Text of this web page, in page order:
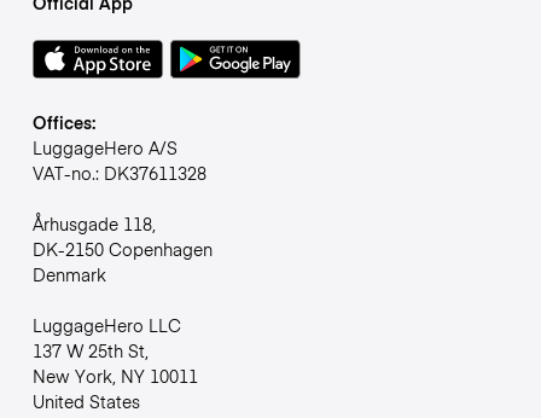
Offices:
LuggageHero A/S
VAT-no.: DK37611328
Århusgade 118,
DK-2150 Copenhagen
Denmark
LuggageHero LLC
137 W 25th St,
New York, NY 10011
United States